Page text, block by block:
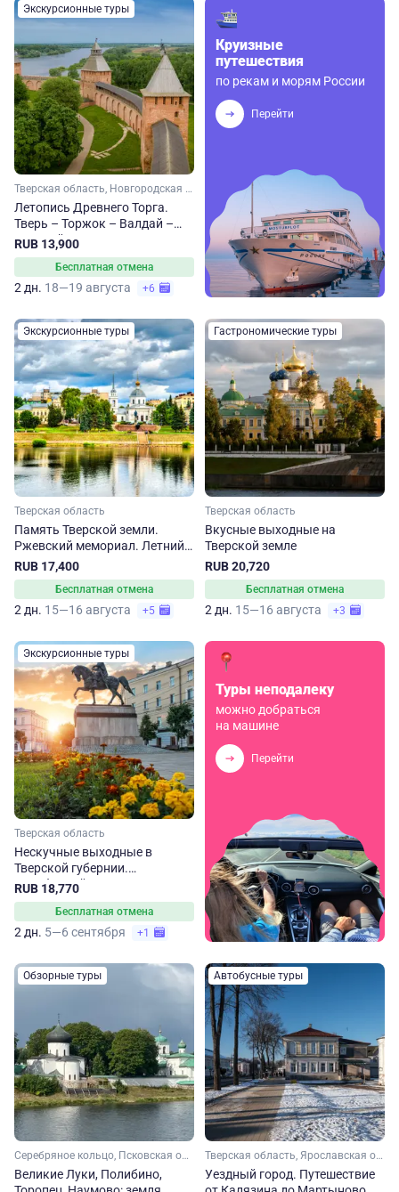
Экскурсионные туры
Тверская область, Новгородская область
Летопись Древнего Торга.
Тверь – Торжок – Валдай –
Великий Новгород
RUB 13,900
Бесплатная отмена
2 дн. 18—19 августа +6
Круизные
путешествия
по рекам и морям России
Перейти
Экскурсионные туры
Тверская область
Память Тверской земли.
Ржевский мемориал. Летний
тур
RUB 17,400
Бесплатная отмена
2 дн. 15—16 августа +5
Гастрономические туры
Тверская область
Вкусные выходные на
Тверской земле
RUB 20,720
Бесплатная отмена
2 дн. 15—16 августа +3
Экскурсионные туры
Тверская область
Нескучные выходные в
Тверской губернии.
Автобусный тур из Санкт-
Петербурга
RUB 18,770
Бесплатная отмена
2 дн. 5—6 сентября +1
Туры неподалеку
можно добраться
на машине
Перейти
Обзорные туры
Серебряное кольцо, Псковская область, Тверская область
Великие Луки, Полибино,
Автобусные туры
Тверская область, Ярославская область
Уездный город. Путешествие